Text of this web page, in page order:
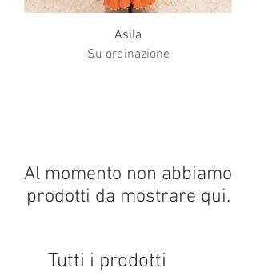
Asila
Su ordinazione
Al momento non abbiamo
prodotti da mostrare qui.
Tutti i prodotti